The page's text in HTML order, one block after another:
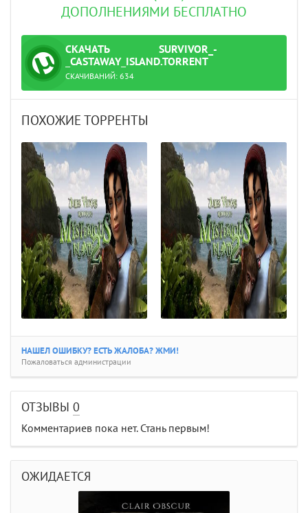
ДОПОЛНЕНИЯМИ БЕСПЛАТНО
СКАЧАТЬ
ТОРРЕНТ
SURVIVOR_-
_CASTAWAY_ISLAND.TORRENT
СКАЧИВАНИЙ: 634
ПОХОЖИЕ ТОРРЕНТЫ
НАШЕЛ ОШИБКУ? ЕСТЬ ЖАЛОБА? ЖМИ!
Пожаловаться администрации
ОТЗЫВЫ 0
Комментариев пока нет. Стань первым!
ОЖИДАЕТСЯ